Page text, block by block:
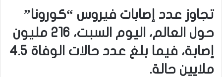
تجاوز عدد إصابات فيروس “كورونا”
حول العالم، اليوم السبت، 216 مليون
إصابة، فيما بلغ عدد حالات الوفاة 4.5
ملايين حالة.